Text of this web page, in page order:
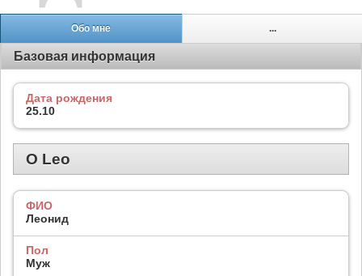
Обо мне ...
Базовая информация
Дата рождения
25.10
О Leo
ФИО
Леонид
Пол
Муж